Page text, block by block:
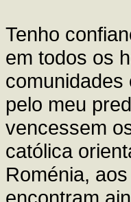
Tenho
em todos os
comunidades
pelo meu
vencessem
católica
Roménia,